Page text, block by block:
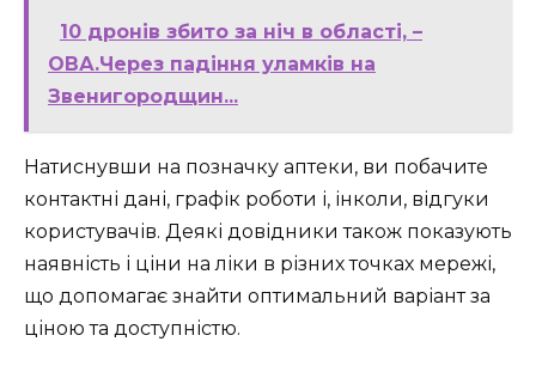
10 дронів збито за ніч в області, –
ОВА.Через падіння уламків на
Звенигородщин...
Натиснувши на позначку аптеки, ви побачите
контактні дані, графік роботи і, інколи, відгуки
користувачів. Деякі довідники також показують
наявність і ціни на ліки в різних точках мережі,
що допомагає знайти оптимальний варіант за
ціною та доступністю.